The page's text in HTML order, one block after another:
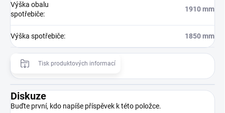
Výška obalu
spotřebiče:
1910 mm
Výška spotřebiče: 1850 mm
Tisk produktových informací
Diskuze
Buďte první, kdo napíše příspěvek k této položce.